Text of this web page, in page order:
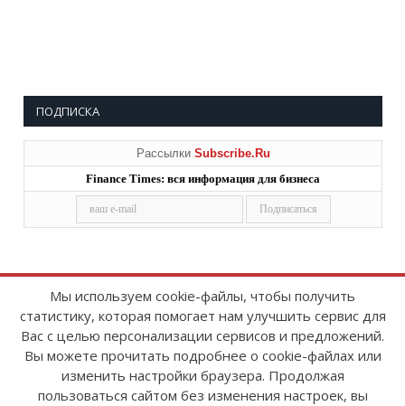
ПОДПИСКА
Рассылки Subscribe.Ru
Finance Times: вся информация для бизнеса
Copyright © 2008-2026FinanceTimes
Зарегистрировано в Роскомнадзоре
Свидетельство о регистрации СМИ:
серия Эл № ФС77-86300 от 10 ноября 2023 г
Мы используем cookie-файлы, чтобы получить
статистику, которая помогает нам улучшить сервис для
Вас с целью персонализации сервисов и предложений.
Вы можете прочитать подробнее о cookie-файлах или
изменить настройки браузера. Продолжая
пользоваться сайтом без изменения настроек, вы